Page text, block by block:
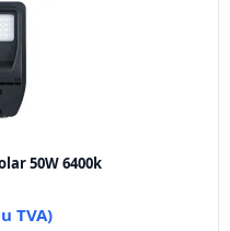
50W 6400k
TVA)